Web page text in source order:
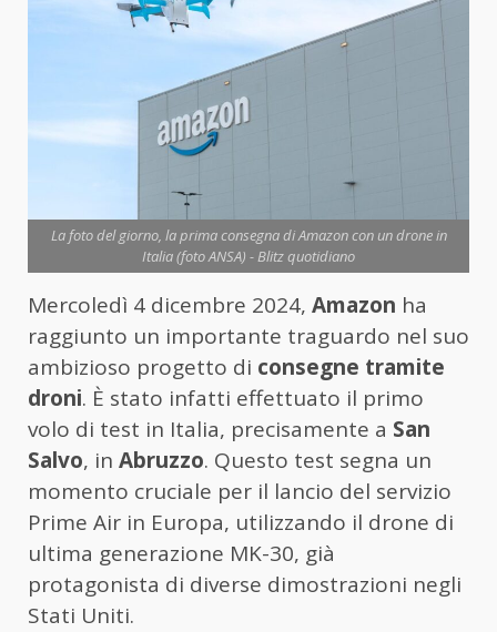
La foto del giorno, la prima consegna di Amazon con un drone in
Italia (foto ANSA) - Blitz quotidiano
Mercoledì 4 dicembre 2024, Amazon ha
raggiunto un importante traguardo nel suo
ambizioso progetto di consegne tramite
droni. È stato infatti effettuato il primo
volo di test in Italia, precisamente a San
Salvo, in Abruzzo. Questo test segna un
momento cruciale per il lancio del servizio
Prime Air in Europa, utilizzando il drone di
ultima generazione MK-30, già
protagonista di diverse dimostrazioni negli
Stati Uniti.